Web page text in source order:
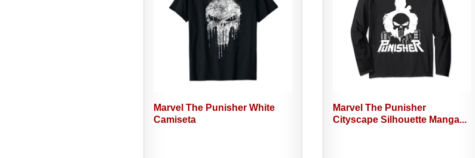
Marvel The Punisher White
Camiseta
Marvel The Punisher
Cityscape Silhouette Manga...